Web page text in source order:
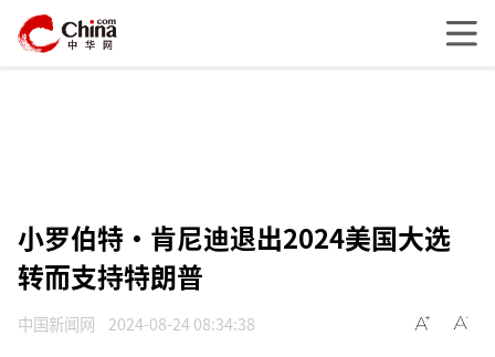
小罗伯特·肯尼迪退出2024美国大选
转而支持特朗普
中国新闻网 2024-08-24 08:34:38